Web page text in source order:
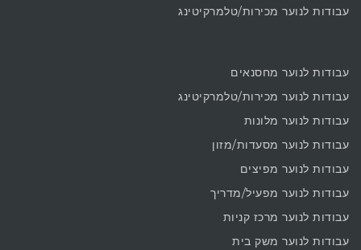
עבודות לנוער מכירות/טלמרקיטינג
עבודות לנוער מחסנאים
עבודות לנוער מכירות/טלמרקיטינג
עבודות לנוער מלונות
עבודות לנוער מסעדות/מזון
עבודות לנוער מפיצים
עבודות לנוער מפעיל/מדריך
עבודות לנוער מרכז קניות
עבודות לנוער משק בית